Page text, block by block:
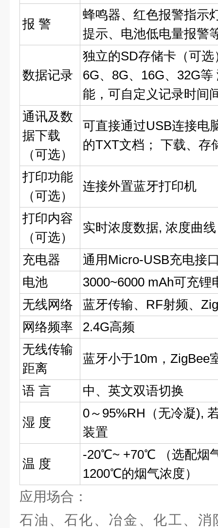
报 警
蜂鸣器、红色报警指示
提示、电池低电量报警
数据记录
独立的SD存储卡（可
6G、8G、16G、32G
能，可自定义记录时间
通讯及数
据下载
（可选）
可直接通过USB连接电
的TXT文档； 下载、存
打印功能
（可选）
连接外置蓝牙打印机
打印内容
（可选）
实时浓度数据, 浓度曲线
充电器
通用Micro-USB充电接
电池
3000~6000 mAh可充锂
无线网络
蓝牙传输、RF射频、
网络频率
2.4G高频
无线传输
距离
蓝牙小于10m，ZigBee
语 言 中、英文双语切换
湿 度
0～95%RH（无冷凝),
装置
温 度
-20℃~ +70℃ （选配烟
1200℃的烟气浓度）
应用场合：
石油、石化、冶金、化工、消